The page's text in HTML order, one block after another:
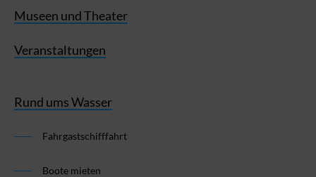
Museen und Theater
Veranstaltungen
Rund ums Wasser
Fahrgastschifffahrt
Boote mieten